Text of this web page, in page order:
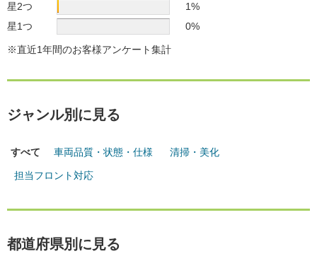
星2つ
1%
星1つ
0%
※直近1年間のお客様アンケート集計
ジャンル別に見る
すべて 車両品質・状態・仕様 清掃・美化
担当フロント対応
都道府県別に見る